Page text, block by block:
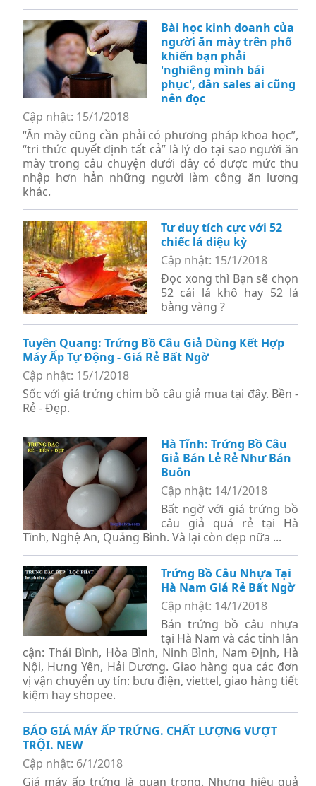
Bài học kinh doanh của
người ăn mày trên phố
khiến bạn phải
'nghiêng mình bái
phục', dân sales ai cũng
nên đọc
Cập nhật: 15/1/2018
“Ăn mày cũng cần phải có phương pháp khoa học”,
“tri thức quyết định tất cả” là lý do tại sao người ăn
mày trong câu chuyện dưới đây có được mức thu
nhập hơn hẳn những người làm công ăn lương
khác.
Tư duy tích cực với 52
chiếc lá diệu kỳ
Cập nhật: 15/1/2018
Đọc xong thì Bạn sẽ chọn
52 cái lá khô hay 52 lá
bằng vàng ?
Tuyên Quang: Trứng Bồ Câu Giả Dùng Kết Hợp
Máy Ấp Tự Động - Giá Rẻ Bất Ngờ
Cập nhật: 15/1/2018
Sốc với giá trứng chim bồ câu giả mua tại đây. Bền -
Rẻ - Đẹp.
Hà Tĩnh: Trứng Bồ Câu
Giả Bán Lẻ Rẻ Như Bán
Buôn
Cập nhật: 14/1/2018
Bất ngờ với giá trứng bồ
câu giả quá rẻ tại Hà
Tĩnh, Nghệ An, Quảng Bình. Và lại còn đẹp nữa ...
Trứng Bồ Câu Nhựa Tại
Hà Nam Giá Rẻ Bất Ngờ
Cập nhật: 14/1/2018
Bán trứng bồ câu nhựa
tại Hà Nam và các tỉnh lân
cận: Thái Bình, Hòa Bình, Ninh Bình, Nam Định, Hà
Nội, Hưng Yên, Hải Dương. Giao hàng qua các đơn
vị vận chuyển uy tín: bưu điện, viettel, giao hàng tiết
kiệm hay shopee.
BÁO GIÁ MÁY ẤP TRỨNG. CHẤT LƯỢNG VƯỢT
TRỘI. NEW
Cập nhật: 6/1/2018
Giá máy ấp trứng là quan trọng. Nhưng hiệu quả